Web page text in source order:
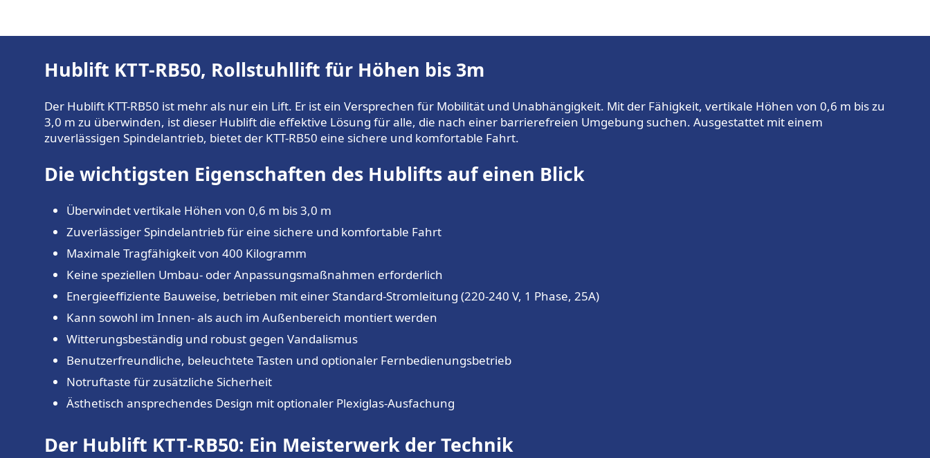
Hublift KTT-RB50, Rollstuhllift für Höhen bis 3m
Der Hublift KTT-RB50 ist mehr als nur ein Lift. Er ist ein Versprechen für Mobilität und Unabhängigkeit. Mit der Fähigkeit, vertikale Höhen von 0,6 m bis zu
3,0 m zu überwinden, ist dieser Hublift die effektive Lösung für alle, die nach einer barrierefreien Umgebung suchen. Ausgestattet mit einem
zuverlässigen Spindelantrieb, bietet der KTT-RB50 eine sichere und komfortable Fahrt.
Die wichtigsten Eigenschaften des Hublifts auf einen Blick
Überwindet vertikale Höhen von 0,6 m bis 3,0 m
Zuverlässiger Spindelantrieb für eine sichere und komfortable Fahrt
Maximale Tragfähigkeit von 400 Kilogramm
Keine speziellen Umbau- oder Anpassungsmaßnahmen erforderlich
Energieeffiziente Bauweise, betrieben mit einer Standard-Stromleitung (220-240 V, 1 Phase, 25A)
Kann sowohl im Innen- als auch im Außenbereich montiert werden
Witterungsbeständig und robust gegen Vandalismus
Benutzerfreundliche, beleuchtete Tasten und optionaler Fernbedienungsbetrieb
Notruftaste für zusätzliche Sicherheit
Ästhetisch ansprechendes Design mit optionaler Plexiglas-Ausfachung
Der Hublift KTT-RB50: Ein Meisterwerk der Technik